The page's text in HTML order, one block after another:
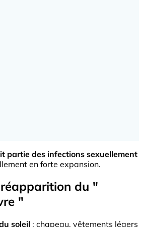
partie des infections sexuellement
en forte expansion.
du "
"
soleil : chapeau, vêtements légers